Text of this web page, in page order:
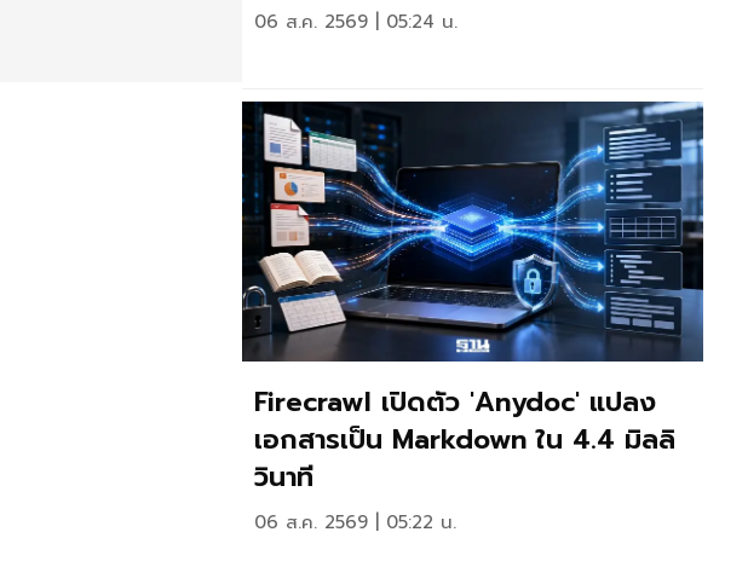
06 ส.ค. 2569 | 05:24 น.
Firecrawl เปิดตัว 'anydoc' แปลง
เอกสารเป็น Markdown ใน 4.4 มิลลิ
วินาที
06 ส.ค. 2569 | 05:22 น.